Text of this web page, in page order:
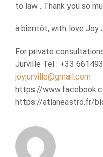
to law . Thank you so
à bientôt, with love Joy
For private
Jurville Tel : +33
joyjurville@gmail.com
https://
https://atlaneastro.fr/